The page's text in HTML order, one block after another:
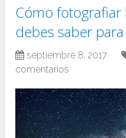
Cómo fotografiar
debes saber
septiembre 8, 2017
comentarios